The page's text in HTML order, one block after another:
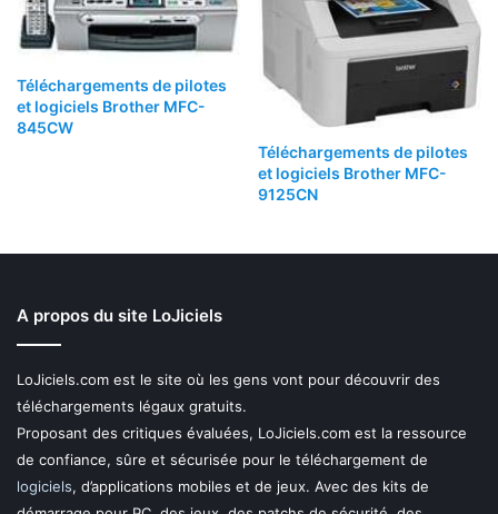
Téléchargements de pilotes
et logiciels Brother MFC-
845CW
Téléchargements de pilotes
et logiciels Brother MFC-
9125CN
A propos du site LoJiciels
LoJiciels.com est le site où les gens vont pour découvrir des
téléchargements légaux gratuits.
Proposant des critiques évaluées, LoJiciels.com est la ressource
de confiance, sûre et sécurisée pour le téléchargement de
logiciels, d’applications mobiles et de jeux. Avec des kits de